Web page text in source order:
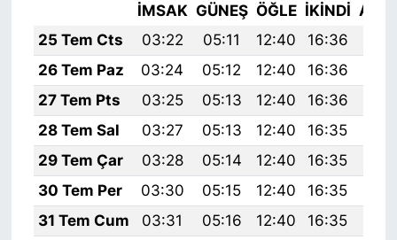
İMSAK GÜNEŞ ÖĞLE İKINDI
25 Tem Cts
03:22 05:11 12:40 16:36
26 Tem Paz
03:24 05:12 12:40 16:36
27 Tem Pts
03:25 05:13 12:40 16:36
28 Tem Sal
03:27 05:13 12:40 16:35
29 Tem Çar
03:28 05:14 12:40 16:35
30 Tem Per
03:30 05:15 12:40 16:35
31 Tem Cum
03:31 05:16 12:40 16:35